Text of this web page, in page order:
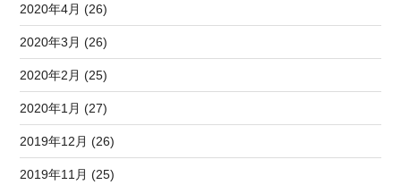
2020年4月 (26)
2020年3月 (26)
2020年2月 (25)
2020年1月 (27)
2019年12月 (26)
2019年11月 (25)